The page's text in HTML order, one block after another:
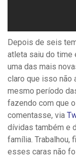
Depois de seis
atleta saiu do time
uma das mais
claro que isso não
mesmo período
fazendo com que
comentasse, via
dívidas também e
família. Trabalhou,
esses caras não